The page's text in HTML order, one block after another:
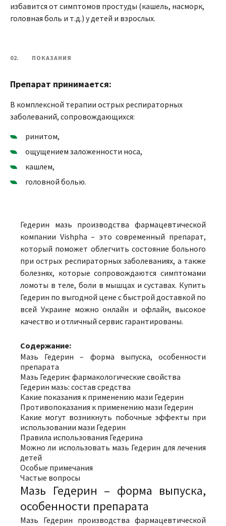
избавится от симптомов простуды (кашель, насморк,
головная боль и т.д.) у детей и взрослых.
02. ПОКАЗАНИЯ
Препарат принимается:
В комплексной терапии острых респираторных
заболеваний, сопровождающихся:
ринитом,
ощущением заложенности носа,
кашлем,
головной болью.
Гедерин мазь производства фармацевтической
компании Vishpha – это современный препарат,
который поможет облегчить состояние больного
при острых респираторных заболеваниях, а также
болезнях, которые сопровождаются симптомами
ломоты в теле, боли в мышцах и суставах. Купить
Гедерин по выгодной цене с быстрой доставкой по
всей Украине можно онлайн и офлайн, высокое
качество и отличный сервис гарантированы.
Содержание:
Мазь Гедерин – форма выпуска, особенности
препарата
Мазь Гедерин: фармакологические свойства
Гедерин мазь: состав средства
Какие показания к применению мази Гедерин
Противопоказания к применению мази Гедерин
Какие могут возникнуть побочные эффекты при
использовании мази Гедерин
Правила использования Гедерина
Можно ли использовать мазь Гедерин для лечения
детей
Особые примечания
Частые вопросы
Мазь Гедерин – форма выпуска,
особенности препарата
Мазь Гедерин производства фармацевтической